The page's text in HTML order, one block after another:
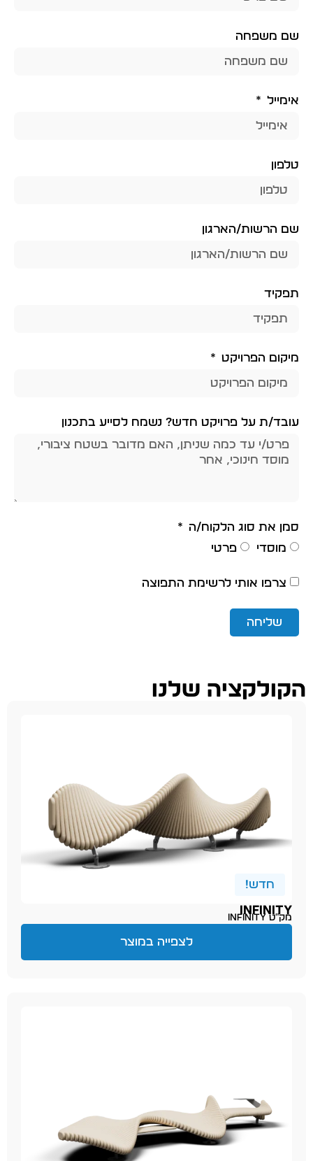
שם משפחה
אימייל
טלפון
שם הרשות/הארגון
תפקיד
מיקום הפרויקט
עובד/ת על פרויקט חדש? נשמח לסייע בתכנון
סמן את סוג הלקוח/ה
מוסדי
פרטי
צרפו אותי לרשימת התפוצה
שליחה
הקולקציה שלנו
חדש!
INFINITY
מק״ט infinity
לצפייה במוצר